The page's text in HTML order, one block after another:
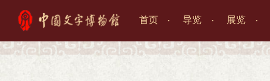
首页 导览 展览
